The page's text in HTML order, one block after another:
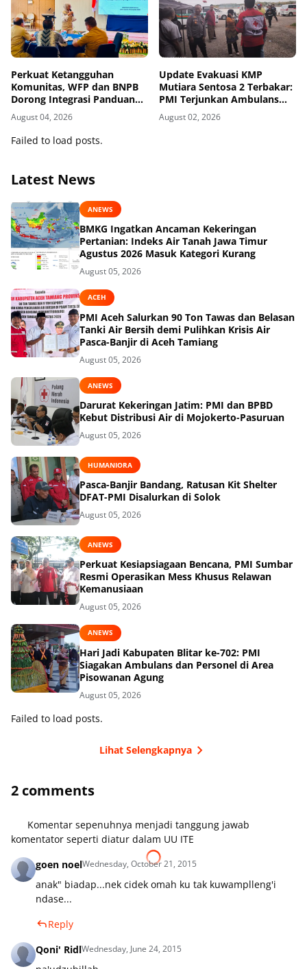
Perkuat Ketangguhan
Komunitas, WFP dan BNPB
Dorong Integrasi Panduan
AMPD dalam Pendekatan
Destana
August 04, 2026
Update Evakuasi KMP
Mutiara Sentosa 2 Terbakar:
PMI Terjunkan Ambulans
dan Personel
August 02, 2026
Failed to load posts.
Latest News
ANEWS
BMKG Ingatkan Ancaman Kekeringan
Pertanian: Indeks Air Tanah Jawa Timur
Agustus 2026 Masuk Kategori Kurang
August 05, 2026
ACEH
PMI Aceh Salurkan 90 Ton Tawas dan Belasan
Tanki Air Bersih demi Pulihkan Krisis Air
Pasca-Banjir di Aceh Tamiang
August 05, 2026
ANEWS
Darurat Kekeringan Jatim: PMI dan BPBD
Kebut Distribusi Air di Mojokerto-Pasuruan
August 05, 2026
HUMANIORA
Pasca-Banjir Bandang, Ratusan Kit Shelter
DFAT-PMI Disalurkan di Solok
August 05, 2026
ANEWS
Perkuat Kesiapsiagaan Bencana, PMI Sumbar
Resmi Operasikan Mess Khusus Relawan
Kemanusiaan
August 05, 2026
ANEWS
Hari Jadi Kabupaten Blitar ke-702: PMI
Siagakan Ambulans dan Personel di Area
Pisowanan Agung
August 05, 2026
Failed to load posts.
Lihat Selengkapnya
2 comments
Komentar sepenuhnya menjadi tanggung jawab
komentator seperti diatur dalam UU ITE
goen noelWednesday, October 21, 2015
anak" biadap...nek cidek omah ku tak kuwamplleng'i
ndase...
Reply
Qoni' RidlWednesday, June 24, 2015